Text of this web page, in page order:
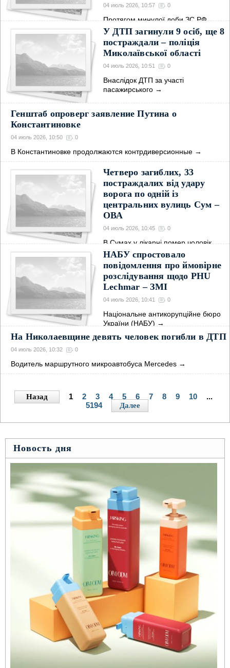
04 июль 2026, 10:57 0
Протягом минулої доби ЗС РФ
завдали ударів КАБами →
У ДТП загинули 9 осіб, ще 8
постраждали – поліція
Миколаївської області
04 июль 2026, 10:51 0
Внаслідок ДТП за участі
пасажирського →
Генштаб опроверг заявление Путина о
Константиновке
04 июль 2026, 10:50 0
В Константиновке продолжаются контрдиверсионные →
Четверо загиблих, 33
постраждалих від удару
ворога по одній із
центральних вулиць Сум –
ОВА
04 июль 2026, 10:45 0
В Сумах у лікарні помер чоловік,
який був у→
НАБУ спростовало
повідомлення про ймовірне
розслідування щодо PHU
Lechmar – ЗМІ
04 июль 2026, 10:41 0
Національне антикорупційне бюро
України (НАБУ) →
На Николаевщине девять человек погибли в ДТП
04 июль 2026, 10:32 0
Водитель маршрутного микроавтобуса Mercedes →
Назад 1 2 3 4 5 6 7 8 9 10
...
5194
Далее
Новость дня